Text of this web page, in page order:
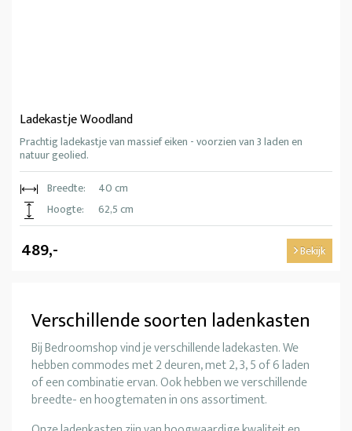
Ladekastje Woodland
Prachtig ladekastje van massief eiken - voorzien van 3 laden en
natuur geolied.
Breedte:
40 cm
Hoogte:
62,5 cm
489,- Bekijk
Verschillende soorten ladenkasten
Bij Bedroomshop vind je verschillende ladekasten. We
hebben commodes met 2 deuren, met 2, 3, 5 of 6 laden
of een combinatie ervan. Ook hebben we verschillende
breedte- en hoogtematen in ons assortiment.